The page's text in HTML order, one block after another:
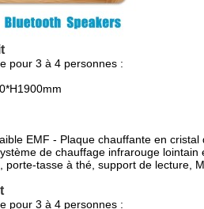
pour 3 à 4 personnes :
EMF - Plaque chauffante en
de chauffage infrarouge
porte-tasse à thé, support de lecture,
pour 3 à 4 personnes :